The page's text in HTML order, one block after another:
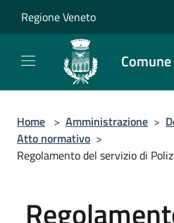
Regione Veneto
Home > Amministrazione >
Atto normativo >
Regolamento del servizio di